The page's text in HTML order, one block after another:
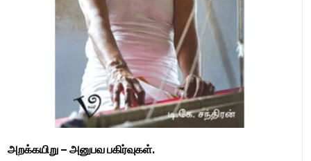
அறக்கயிறு – அனுபவ பகிர்வுகள்.